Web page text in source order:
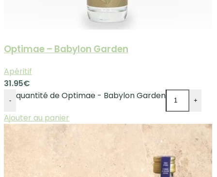
Optimae – Babylon Garden
Apéritif
31.95€
- quantité de Optimae - Babylon Garden +
Ajouter au panier